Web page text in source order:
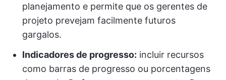
planejamento e permite que os gerentes de
projeto prevejam facilmente futuros
gargalos.
Indicadores de progresso: incluir recursos
como barras de progresso ou porcentagens